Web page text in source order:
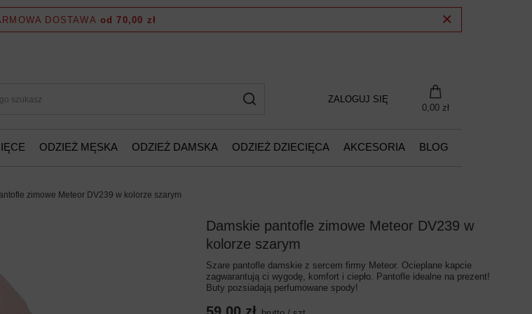
DOSTAWA od 70,00 zł
ZALOGUJ SIĘ
0,00 zł
ODZIEŻ MĘSKA ODZIEŻ DAMSKA ODZIEŻ DZIECIĘCA AKCESORIA BLOG
zimowe Meteor DV239 w kolorze szarym
Damskie pantofle zimowe Meteor DV239 w
kolorze szarym
Szare pantofle damskie z sercem firmy Meteor. Ocieplane kapcie
zagwarantują ci wygodę, komfort i ciepło. Pantofle idealne na prezent!
Buty pozsiadają perfumowane spody!